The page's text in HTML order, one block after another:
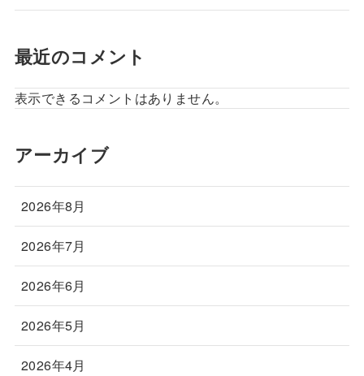
最近のコメント
表示できるコメントはありません。
アーカイブ
2026年8月
2026年7月
2026年6月
2026年5月
2026年4月